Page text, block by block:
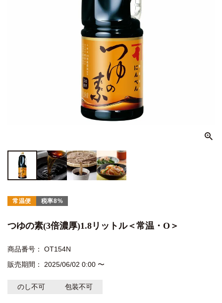
常温便 税率8%
つゆの素(3倍濃厚)1.8リットル＜常温・O＞
商品番号
OT154N
販売期間
2025/06/02 0:00 〜
のし不可 包装不可